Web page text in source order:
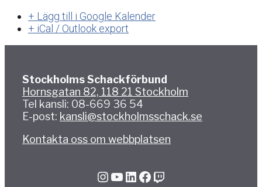
+ Lägg till i Google Kalender
+ iCal / Outlook export
Stockholms Schackförbund
Hornsgatan 82, 118 21 Stockholm
Tel kansli: 08-669 36 54
E-post: kansli@stockholmsschack.se
Kontakta oss om webbplatsen
InstagramYouTube LinkedIn Facebook Twitch